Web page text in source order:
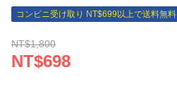
コンビニ受け取り NT$699以上で送料無料
NT$1,800
NT$698